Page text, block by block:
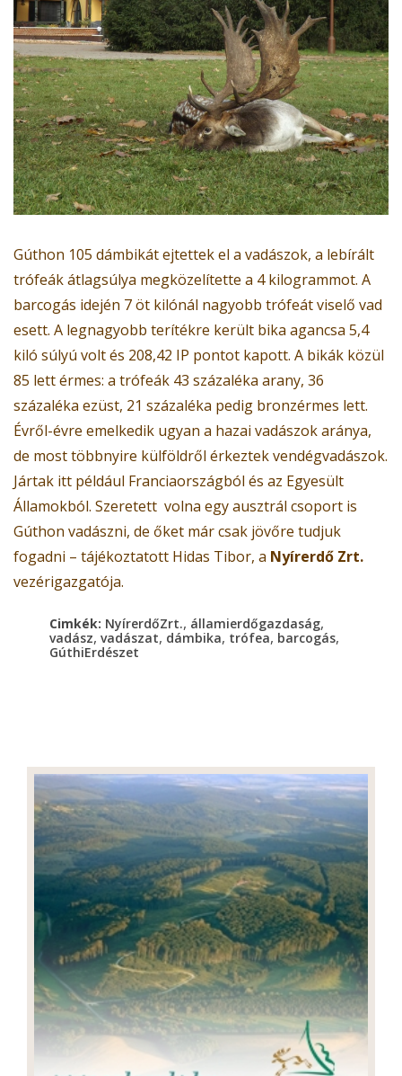
Gúthon 105 dámbikát ejtettek el a vadászok, a lebírált
trófeák átlagsúlya megközelítette a 4 kilogrammot. A
barcogás idején 7 öt kilónál nagyobb trófeát viselő vad
esett. A legnagyobb terítékre került bika agancsa 5,4
kiló súlyú volt és 208,42 IP pontot kapott. A bikák közül
85 lett érmes: a trófeák 43 százaléka arany, 36
százaléka ezüst, 21 százaléka pedig bronzérmes lett.
Évről-évre emelkedik ugyan a hazai vadászok aránya,
de most többnyire külföldről érkeztek vendégvadászok.
Jártak itt például Franciaországból és az Egyesült
Államokból. Szeretett volna egy ausztrál csoport is
Gúthon vadászni, de őket már csak jövőre tudjuk
fogadni – tájékoztatott Hidas Tibor, a Nyírerdő Zrt.
vezérigazgatója.
Cimkék: NyírerdőZrt., államierdőgazdaság,
vadász, vadászat, dámbika, trófea, barcogás,
GúthiErdészet